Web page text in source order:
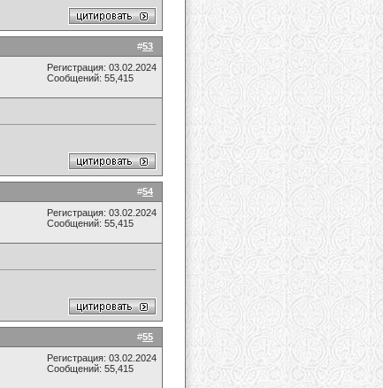
#53
Регистрация: 03.02.2024
Сообщений: 55,415
#54
Регистрация: 03.02.2024
Сообщений: 55,415
#55
Регистрация: 03.02.2024
Сообщений: 55,415